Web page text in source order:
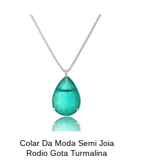
Colar Da Moda Semi Joia
Rodio Gota Turmalina